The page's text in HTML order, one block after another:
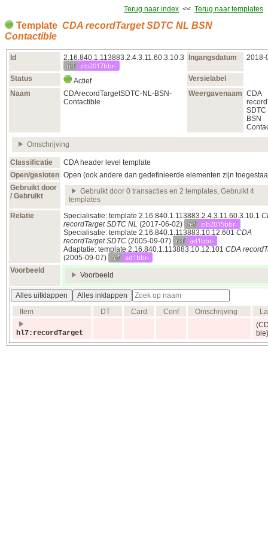
Terug naar index << Terug naar templates
Template CDA recordTarget SDTC NL BSN
Contactible
Id 2.16.840.1.113883.2.4.3.11.60.3.10.3
ref zib2017bbr-
Ingangsdatum
Status Actief
Versielabel
Naam
CDArecordTargetSDTC-NL-BSN-
Contactible
Weergavenaam CDA
SDTC
BSN
Omschrijving
Classificatie
CDA header level template
Open/gesloten Open (ook andere dan gedefinieerde elementen zijn
Gebruikt door
/ Gebruikt
Gebruikt door 0 transacties en 2 templates, Gebruikt 4
templates
Relatie
Specialisatie: template 2.16.840.1.113883.2.4.3.11.60.3.10.1
recordTarget SDTC NL (2017‑06‑02) ref zib2015bbr-
Specialisatie: template 2.16.840.1.113883.10.12.601 CDA
recordTarget SDTC (2005‑09‑07) ref ad1bbr-
Adaptatie: template 2.16.840.1.113883.10.12.101 CDA
(2005‑09‑07)
ref ad1bbr-
Voorbeeld
Voorbeeld
Alles uitklappen
Alles inklappen
Item
DT Card Conf Omschrijving
hl7:recordTarget
ble)